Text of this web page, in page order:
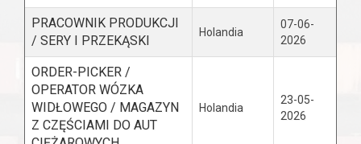
PRACOWNIK PRODUKCJI
/ SERY I PRZEKĄSKI
Holandia
07-06-
2026
ORDER-PICKER /
OPERATOR WÓZKA
WIDŁOWEGO / MAGAZYN
Z CZĘŚCIAMI DO AUT
Holandia
23-05-
2026